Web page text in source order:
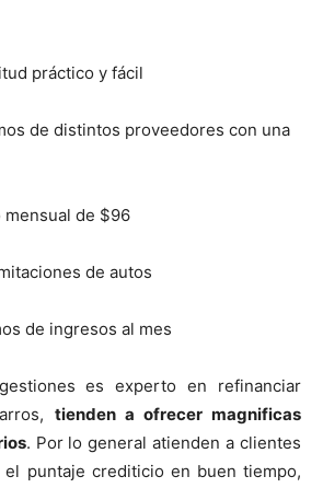
práctico y fácil
de distintos proveedores con una
de $96
de autos
de ingresos al mes
es experto en refinanciar
tienden a ofrecer magnificas
. Por lo general atienden a clientes
el puntaje crediticio en buen tiempo,